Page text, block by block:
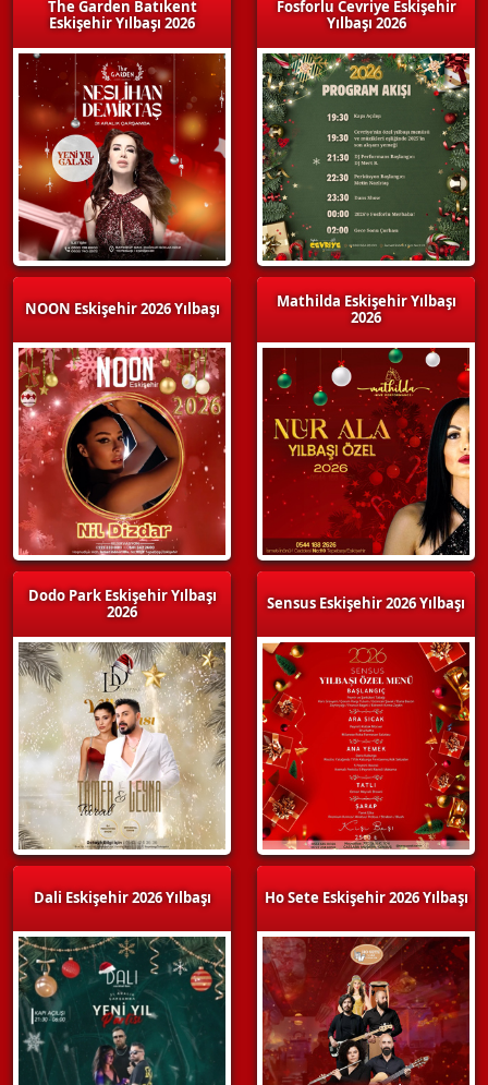
The Garden Batıkent
Eskişehir Yılbaşı 2026
NOON Eskişehir 2026 Yılbaşı
Dodo Park Eskişehir Yılbaşı
2026
Dali Eskişehir 2026 Yılbaşı
Fosforlu Cevriye Eskişehir
Yılbaşı 2026
Mathilda Eskişehir Yılbaşı
2026
Sensus Eskişehir 2026 Yılbaşı
Ho Sete Eskişehir 2026 Yılbaşı